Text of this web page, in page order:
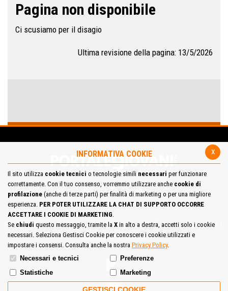
Pagina non disponibile
Ci scusiamo per il disagio
Ultima revisione della pagina: 13/5/2026
Mappa del Sito Privacy Policy Cookie Policy
Contatta la redazione
Cosa pensi del portale
x
INFORMATIVA COOKIE
Il sito utilizza cookie tecnici o tecnologie simili necessari per funzionare
correttamente. Con il tuo consenso, vorremmo utilizzare anche cookie di
profilazione (anche di terze parti) per finalità di marketing o per una migliore
esperienza. PER POTER UTILIZZARE LA CHAT DI SUPPORTO OCCORRE
ACCETTARE I COOKIE DI MARKETING.
Se chiudi questo messaggio, tramite la X in alto a destra, accetti solo i cookie
necessari. Seleziona Gestisci Cookie per conoscere i cookie utilizzati e
impostare i consensi. Consulta anche la nostra Privacy Policy.
Necessari e tecnici
Preferenze
Statistiche
Marketing